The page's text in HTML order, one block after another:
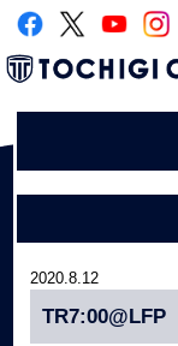
2020.8.12
TR7:00@LFP